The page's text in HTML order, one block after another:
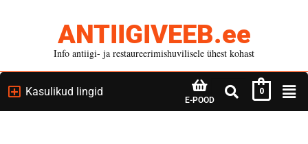
ANTIIGIVEEB.ee
Info antiigi- ja restaureerimishuvilisele ühest kohast
Kasulikud lingid
E-POOD
0